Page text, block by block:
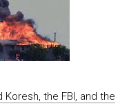
Koresh, the FBI, and the